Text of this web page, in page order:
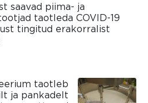
saavad piima- ja
taotleda COVID-19
tingitud erakorralist
taotleb
ja pankadelt